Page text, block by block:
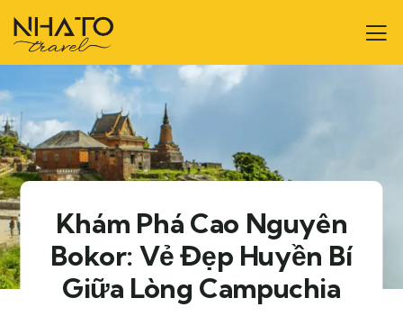
Khám Phá Cao Nguyên
Bokor: Vẻ Đẹp Huyền Bí
Giữa Lòng Campuchia